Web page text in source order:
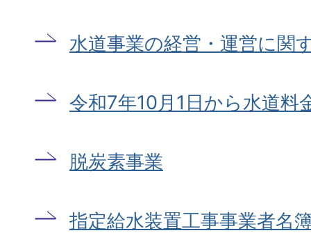
水道事業の経営・運営に関
令和7年10月1日から水道料
脱炭素事業
指定給水装置工事事業者名